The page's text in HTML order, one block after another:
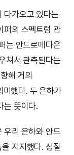
다가오고 있다는
퍼의 스펙트럼 관
는 안드로메다은
쳐서 관측된다는
해 거의
했다. 두 은하가
는 뜻이다.
우리 은하와 안드
지지했다. 성질